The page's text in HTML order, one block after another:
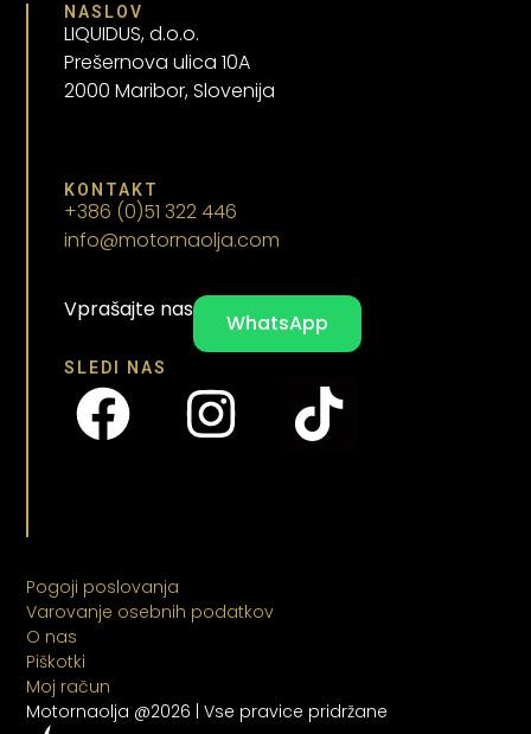
NASLOV
LIQUIDUS, d.o.o.
Prešernova ulica 10A
2000 Maribor, Slovenija
KONTAKT
+386 (0)51 322 446
info@motornaolja.com
Vprašajte nas
WhatsApp
SLEDI NAS
Pogoji poslovanja
Varovanje osebnih podatkov
O nas
Piškotki
Moj račun
Motornaolja @2026 | Vse pravice pridržane